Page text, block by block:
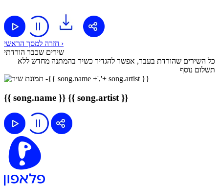
חזרה למסך הראשי ›
שירים שכבר הורדתי
כל השירים שהורדת בעבר, אפשר להגדיר כשיר בהמתנה מחדש ללא
תשלום נוסף
{{ song.name }} {{ song.artist }}